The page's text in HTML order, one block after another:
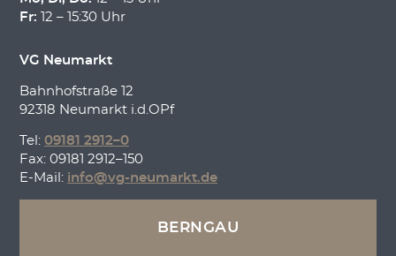
Fr: 12 – 15:30 Uhr
VG Neumarkt
Bahnhofstraße 12
92318 Neumarkt i.d.OPf
Tel: 09181 2912–0
Fax: 09181 2912–150
E-Mail: info@vg-neumarkt.de
BERNGAU